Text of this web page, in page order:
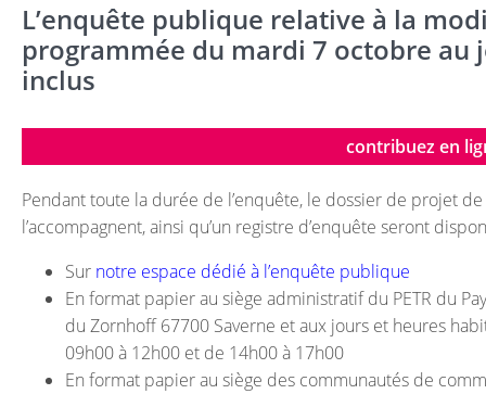
L’enquête publique relative à la
programmée du mardi 7 octobre au
inclus
contribuez en
Pendant toute la durée de l’enquête, le dossier de projet
l’accompagnent, ainsi qu’un registre d’enquête seront
Sur notre espace dédié à l’enquête publique
En format papier au siège administratif du PETR du
du Zornhoff 67700 Saverne et aux jours et heures
09h00 à 12h00 et de 14h00 à 17h00
En format papier au siège des communautés de